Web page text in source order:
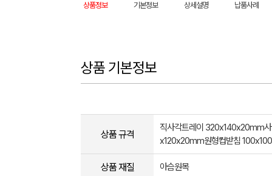
상품정보 기본정보 상세설명 납품사례
상품 기본정보
상품 규격
직사각트레이 320x140x20mm
x120x20mm원형컵받침
상품 재질 아슴원목